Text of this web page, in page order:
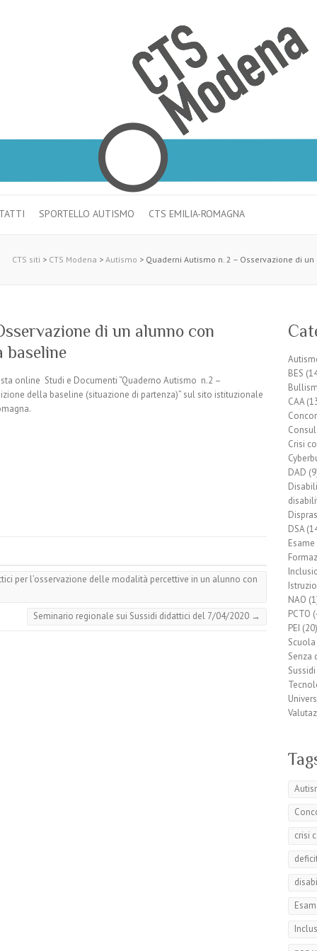
SPORTELLO AUTISMO CTS EMILIA-ROMAGNA
CTS siti > CTS Modena > Autismo > Quaderni Autismo n. 2 – Osservazione di
di un alunno con
baseline
online Studi e Documenti “Quaderno Autismo n.2 –
della baseline (situazione di partenza)” sul sito istituzionale
per l’osservazione delle modalità percettive in un alunno con
Seminario regionale sui Sussidi didattici del 7/04/2020 →
BES
CAA
Crisi
DAD
DSA
NAO
PCTO
PEI (20)
Senza
Sussidi
crisi